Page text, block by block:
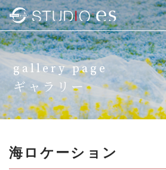
ホーム
ニュース
フォトウェディング
ファミリーフォト
gallery page
ギャラリー
海ロケーション